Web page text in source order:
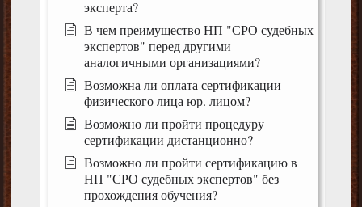
эксперта?
В чем преимущество НП "СРО судебных
экспертов" перед другими
аналогичными организациями?
Возможна ли оплата сертификации
физического лица юр. лицом?
Возможно ли пройти процедуру
сертификации дистанционно?
Возможно ли пройти сертификацию в
НП "СРО судебных экспертов" без
прохождения обучения?